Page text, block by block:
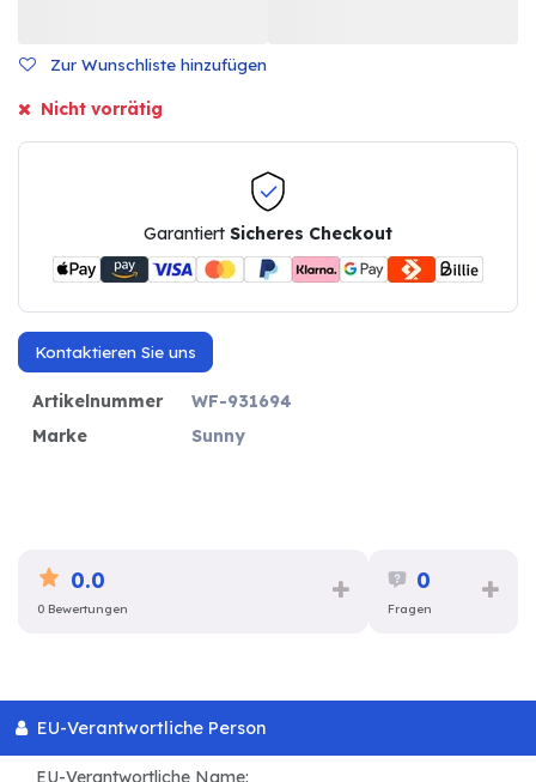
Zur Wunschliste hinzufügen
Nicht vorrätig
Garantiert Sicheres Checkout
Kontaktieren Sie uns
Artikelnummer
WF-931694
Marke
Sunny
0.0
0 Bewertungen
0
Fragen
EU-Verantwortliche Person